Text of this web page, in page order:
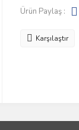
Ürün Paylaş :
Karşılaştır